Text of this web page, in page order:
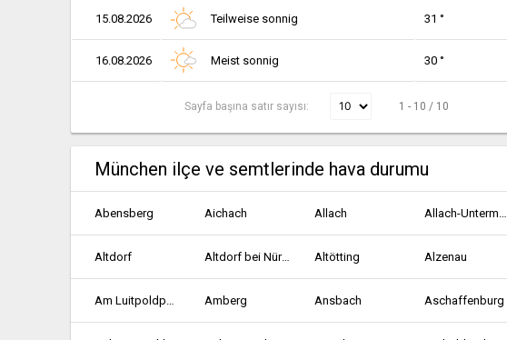
15.08.2026 Teilweise sonnig 31 °
16.08.2026 Meist sonnig 30 °
Sayfa başına satır sayısı: 1 - 10 / 10
München ilçe ve semtlerinde hava durumu
Abensberg Aichach Allach Allach-Untermenzing
Altdorf Altdorf bei Nürnberg Altötting Alzenau
Am Luitpoldpark Amberg Ansbach Aschaffenburg